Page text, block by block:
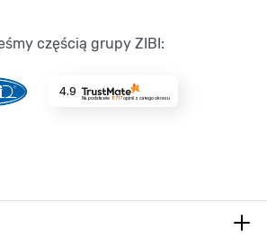
częścią grupy ZIBI:
4.9
Na podstawie 8717opinii z całego okresu